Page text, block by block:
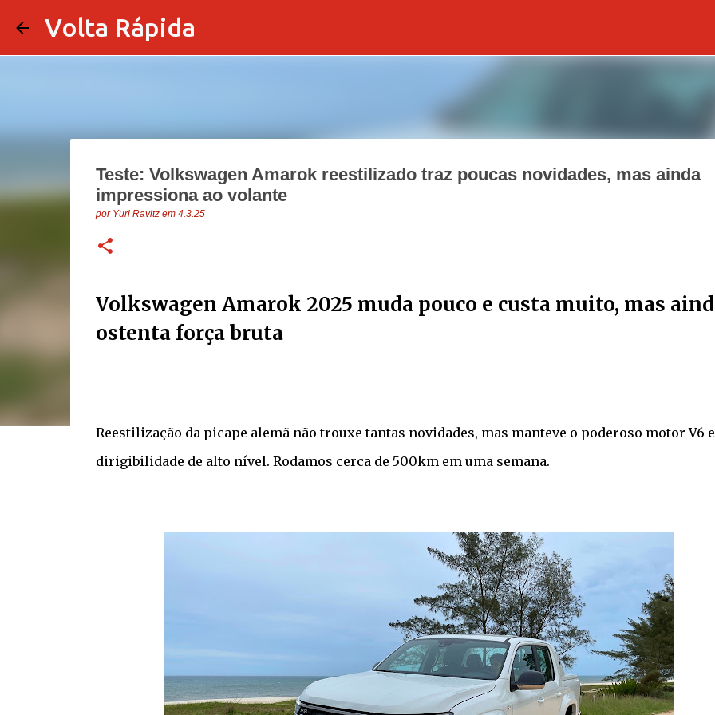
Volta Rápida
Teste: Volkswagen Amarok reestilizado traz poucas novidades, mas ainda
impressiona ao volante
por Yuri Ravitz em 4.3.25
Volkswagen Amarok 2025 muda pouco e custa muito, mas
ostenta força bruta
Reestilização da picape alemã não trouxe tantas novidades, mas manteve o poderoso motor V6
dirigibilidade de alto nível. Rodamos cerca de 500km em uma semana.